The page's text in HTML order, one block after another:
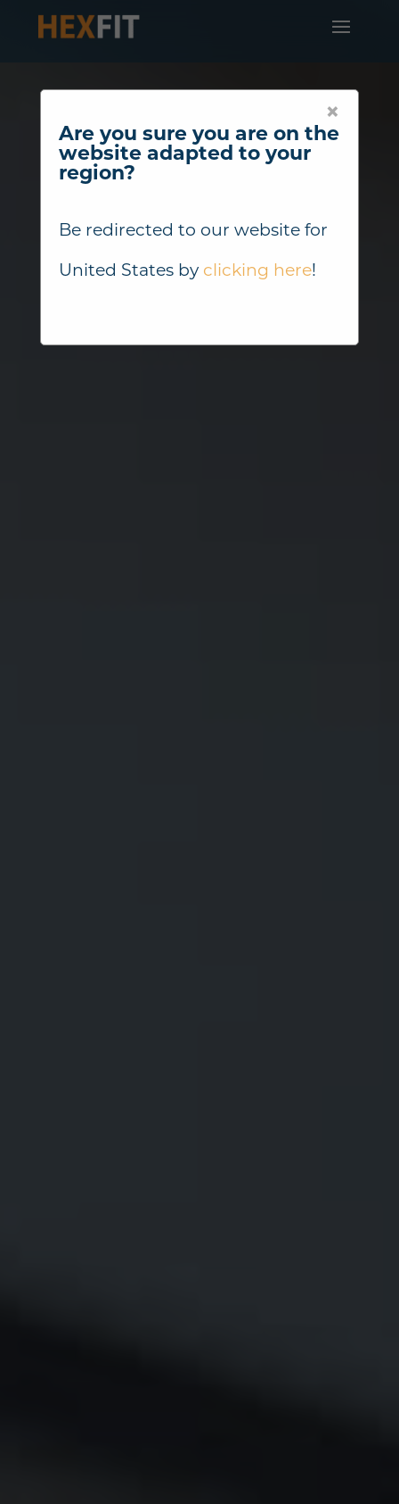
×
Are you sure you are on the
website adapted to your
region?
Be redirected to our website for
United Statesby clicking here!